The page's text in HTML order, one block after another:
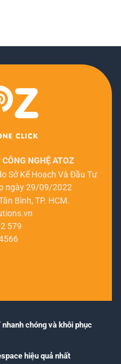
NGHỆ ATOZ
Sở Kế Hoạch Và Đầu Tư
ngày 29/09/2022
Bình, TP. HCM.
579
chóng và khôi phục
hiệu quả nhất